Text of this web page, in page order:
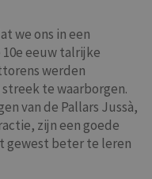
we ons in een
eeuw talrijke
werden
te waarborgen.
van de Pallars Jussà,
zijn een goede
gewest beter te leren